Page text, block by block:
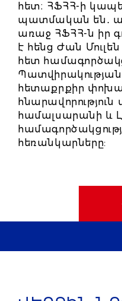
հետ։ ՀՖՀՀ-ի
պատմական են․
առաջ ՀՖՀՀ-ն իր
է հենց Ժան
հետ
հետաքրքիր
հնարավորություն
համալսարանի և
հեռանկարները: